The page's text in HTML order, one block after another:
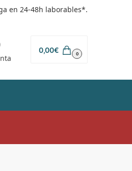
en 24-48h laborables*.
0,00€ 0